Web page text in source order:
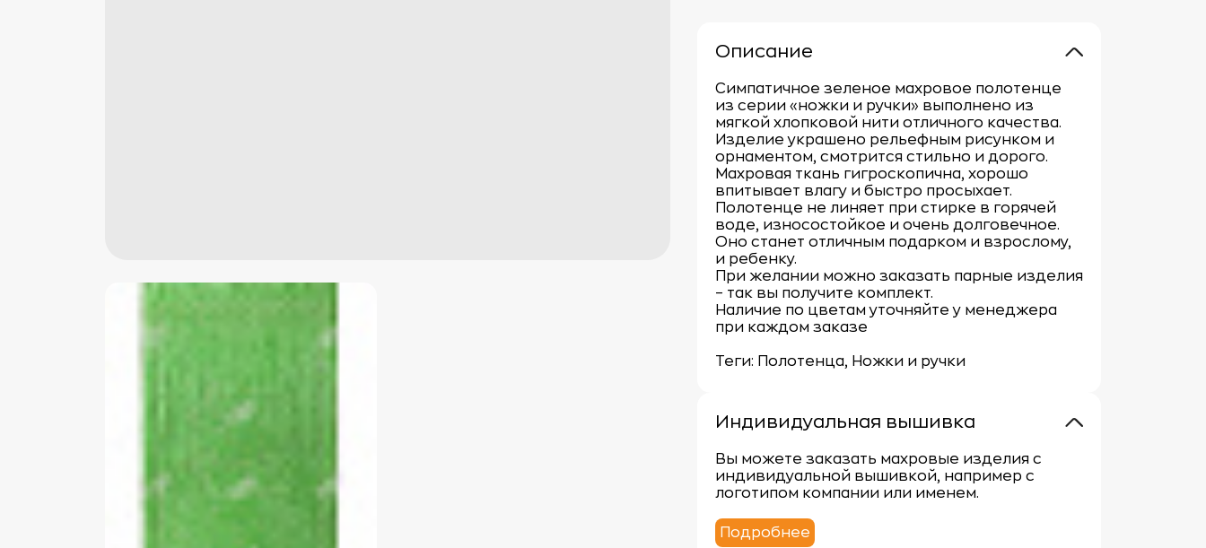
Описание
Симпатичное зеленое махровое полотенце
из серии «ножки и ручки» выполнено из
мягкой хлопковой нити отличного качества.
Изделие украшено рельефным рисунком и
орнаментом, смотрится стильно и дорого.
Махровая ткань гигроскопична, хорошо
впитывает влагу и быстро просыхает.
Полотенце не линяет при стирке в горячей
воде, износостойкое и очень долговечное.
Оно станет отличным подарком и взрослому,
и ребенку.
При желании можно заказать парные изделия
– так вы получите комплект.
Наличие по цветам уточняйте у менеджера
при каждом заказе
Теги: Полотенца, Ножки и ручки
Индивидуальная вышивка
Вы можете заказать махровые изделия с
индивидуальной вышивкой, например с
логотипом компании или именем.
Подробнее